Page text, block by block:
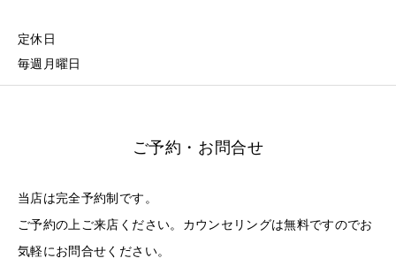
定休日
毎週月曜日
ご予約・お問合せ
当店は完全予約制です。
ご予約の上ご来店ください。カウンセリングは無料ですのでお
気軽にお問合せください。